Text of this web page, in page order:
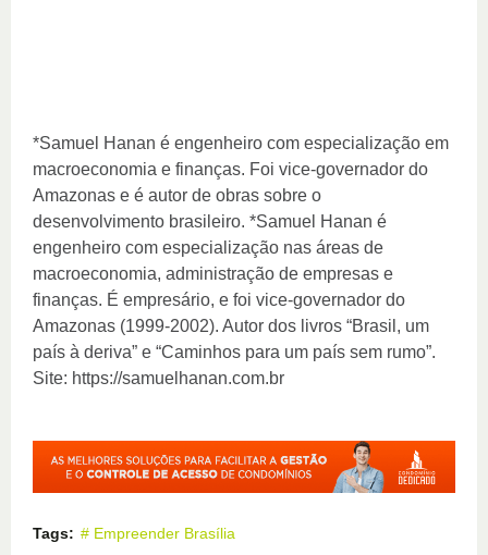
*Samuel Hanan é engenheiro com especialização em
macroeconomia e finanças. Foi vice-governador do
Amazonas e é autor de obras sobre o
desenvolvimento brasileiro. *Samuel Hanan é
engenheiro com especialização nas áreas de
macroeconomia, administração de empresas e
finanças. É empresário, e foi vice-governador do
Amazonas (1999-2002). Autor dos livros “Brasil, um
país à deriva” e “Caminhos para um país sem rumo”.
Site: https://samuelhanan.com.br
Tags: # Empreender Brasília